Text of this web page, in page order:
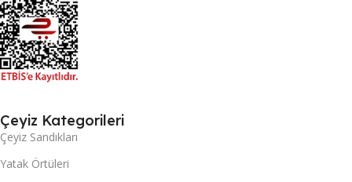
Çeyiz Kategorileri
Çeyiz Sandıkları
Yatak Örtüleri